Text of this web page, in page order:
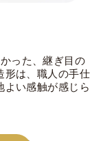
った、継ぎ目の
形は、職人の手仕
よい感触が感じら